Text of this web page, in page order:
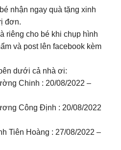
nhận ngay quà tặng xinh
đơn.
riêng cho bé khi chụp hình
và post lên facebook kèm
dưới cả nhà ơi:
Chinh : 20/08/2022 –
Công Định : 20/08/2022
Tiên Hoàng : 27/08/2022 –